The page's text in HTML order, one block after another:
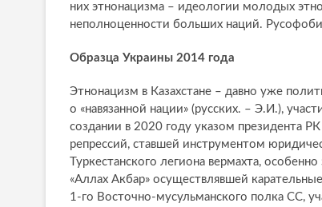
них этнонацизма – идеологии молодых
неполноценности больших наций.
Образца Украины 2014 года
Этнонацизм в Казахстане – давно уже
о «навязанной нации» (русских. – Э.И.),
создании в 2020 году указом президента
репрессий, ставшей инструментом
Туркестанского легиона вермахта,
«Аллах Акбар» осуществлявшей
1-го Восточно-мусульманского полка СС,